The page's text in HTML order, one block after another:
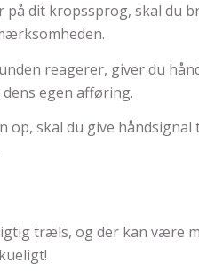
på dit kropssprog, skal du
reagerer, giver du
egen afføring.
op, skal du give håndsignal
træls, og der kan være